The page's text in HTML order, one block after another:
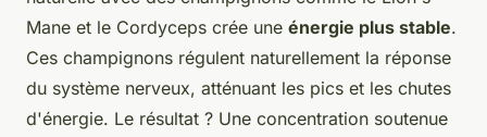
Mane et le Cordyceps crée une énergie plus stable.
Ces champignons régulent naturellement la réponse
du système nerveux, atténuant les pics et les chutes
d'énergie. Le résultat ? Une concentration soutenue